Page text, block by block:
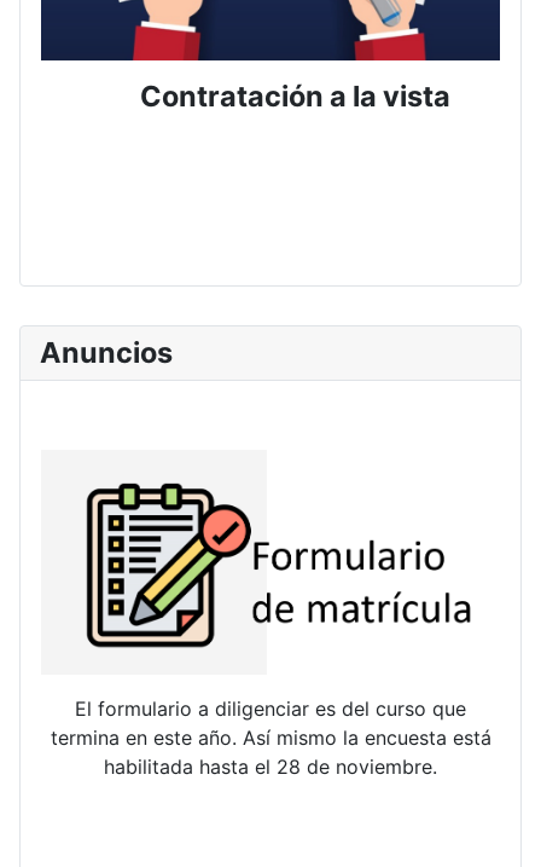
Anuncios
El formulario a diligenciar es del curso que
termina en este año. Así mismo la encuesta está
habilitada hasta el 28 de noviembre.
Contratación a la vista